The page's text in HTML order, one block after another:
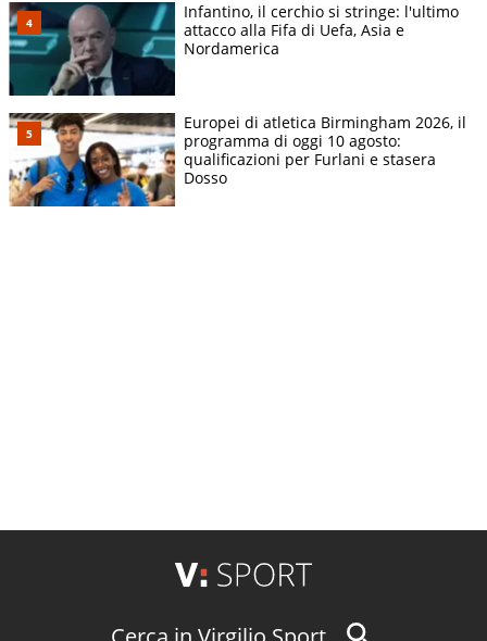
Infantino, il cerchio si stringe: l'ultimo
attacco alla Fifa di Uefa, Asia e
Nordamerica
Europei di atletica Birmingham 2026, il
programma di oggi 10 agosto:
qualificazioni per Furlani e stasera
Dosso